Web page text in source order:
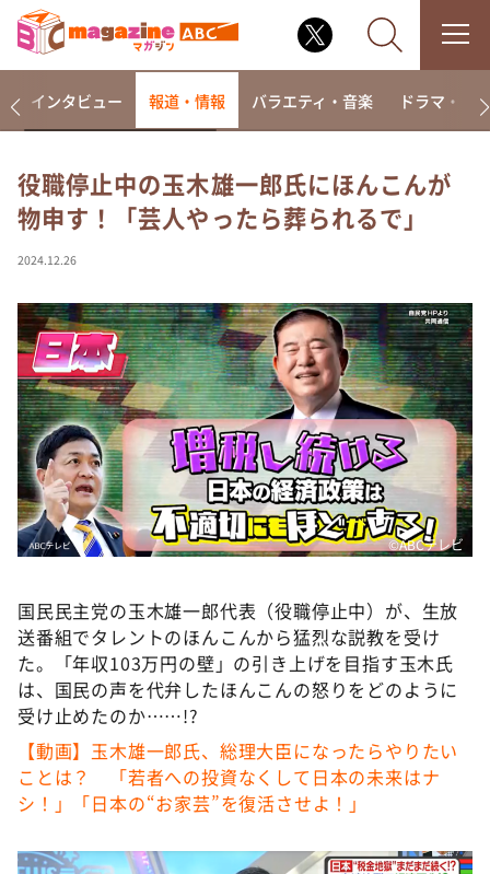
なるみ・岡村の過ぎるTV
相席食堂
～人生密着トークバラエティ！～ やすとものいたっ
て真剣です
探偵！ナイトスクープ
news おかえり
河合＆A.B.C-Z塚田×福井アナ「なんでやねん！？」
（news おかえり）
DAIGOも台所 ～きょうの献立 何にする？～
本日はダイアンなり！シーズン２
教えて！ニュースライブ 正義のミカタ
ＬＩＦＥ～夢のカタチ～
新婚さんいらっしゃい！
ポツンと一軒家
ザキ山小屋本館
ぺこぱのまるスポ
インタビュー 報道・情報 バラエティ・音楽 ドラマ・映画
役職停止中の玉木雄一郎氏にほんこんが
物申す！「芸人やったら葬られるで」
2024.12.26
©️ABCテレビ
国民民主党の玉木雄一郎代表（役職停止中）が、生放
送番組でタレントのほんこんから猛烈な説教を受け
た。「年収103万円の壁」の引き上げを目指す玉木氏
は、国民の声を代弁したほんこんの怒りをどのように
受け止めたのか……!?
【動画】玉木雄一郎氏、総理大臣になったらやりたい
ことは？ 「若者への投資なくして日本の未来はナ
シ！」「日本の“お家芸”を復活させよ！」